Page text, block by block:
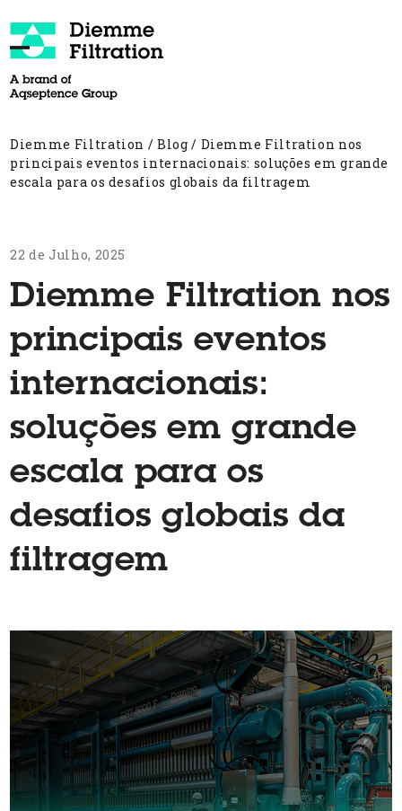
to
content
mobile
mobile
Diemme Filtration /Blog / Diemme Filtration nos
principais eventos internacionais: soluções em grande
escala para os desafios globais da filtragem
22 de Julho, 2025
Diemme Filtration nos
principais eventos
internacionais:
soluções em grande
escala para os
desafios globais da
filtragem